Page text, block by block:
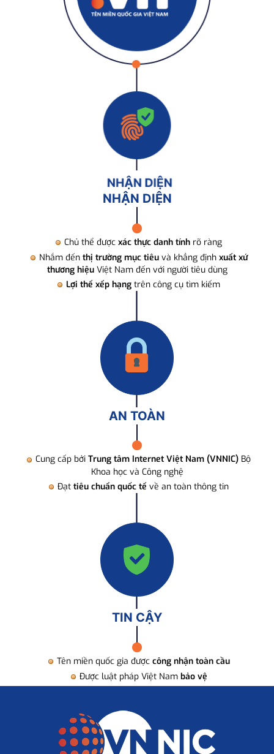
NHẬN DIỆN
Chủ thể được xác thực danh tính rõ ràng
Nhắm đến thị trường mục tiêuvà khẳng định xuất xứ
thương hiệuViệt Nam đến với người tiêu dùng
Lợi thế xếp hạng trên công cụ tìm kiếm
AN TOÀN
Cung cấp bởi Trung tâm Internet Việt Nam (VNNIC) Bộ
Khoa học và Công nghệ
Đạt tiêu chuẩn quốc tế về an toàn thông tin
TIN CẬY
Tên miền quốc gia được công nhận toàn cầu
Được luật pháp Việt Nam bảo vệ